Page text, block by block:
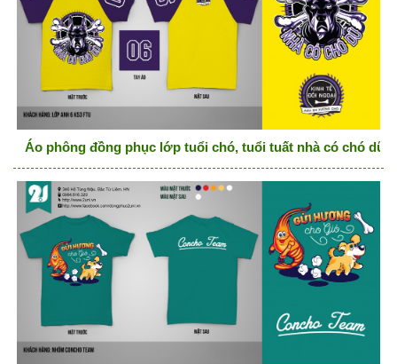
Áo phông đồng phục lớp tuổi chó, tuổi tuất nhà có chó dữ